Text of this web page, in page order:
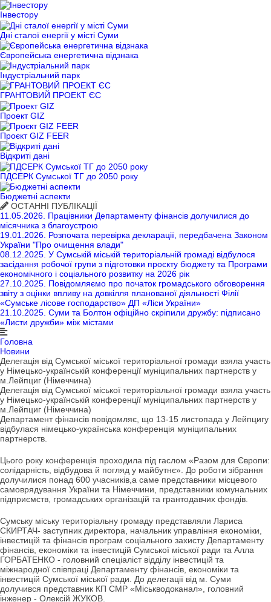
Інвестору
Дні сталої енергії у місті Суми
Європейська енергетична відзнака
Індустріальний парк
ГРАНТОВИЙ ПРОЕКТ ЄС
Проект GIZ
Проєкт GIZ FEER
Відкриті дані
ПДСЕРК Сумської ТГ до 2050 року
Бюджетні аспекти
ОСТАННІ ПУБЛІКАЦІЇ
11.05.2026. Працівники Департаменту фінансів долучилися до
місячника з благоустрою
19.01.2026. Розпочата перевірка декларації, передбачена Законом
України "Про очищення влади"
08.12.2025. У Сумській міській територіальній громаді відбулося
засідання робочої групи з підготовки проєкту бюджету та Програми
економічного і соціального розвитку на 2026 рік
27.10.2025. Повідомляємо про початок громадського обговорення
звіту з оцінки впливу на довкілля планованої діяльності Філії
«Сумське лісове господарство» ДП «Ліси України»
21.10.2025. Суми та Болтон офіційно скріпили дружбу: підписано
«Листи дружби» між містами
Головна
Новини
Делегація від Сумської міської територіальної громади взяла участь
у Німецько-українській конференції муніципальних партнерств у
м.Лейпциг (Німеччина)
Делегація від Сумської міської територіальної громади взяла участь
у Німецько-українській конференції муніципальних партнерств у
м.Лейпциг (Німеччина)
Департамент фінансів повідомляє, що 13-15 листопада у Лейпцигу
відбулася німецько-українська конференція муніципальних
партнерств.
Цього року конференція проходила під гаслом «Разом для Європи:
солідарність, відбудова й погляд у майбутнє». До роботи зібрання
долучилися понад 600 учасників,а саме представники місцевого
самоврядування України та Німеччини, представники комунальних
підприємств, громадських організацій та грантодавчих фондів.
Сумську міську територіальну громаду представляли Лариса
СКИРТАЧ- заступник директора, начальник управління економіки,
інвестицій та фінансів програм соціального захисту Департаменту
фінансів, економіки та інвестицій Сумської міської ради та Алла
ГОРБАТЕНКО - головний спеціаліст відділу інвестицій та
міжнародної співпраці Департаменту фінансів, економіки та
інвестицій Сумської міської ради. До делегації від м. Суми
долучився представник КП СМР «Міськводоканал», головний
інженер - Олексій ЖУКОВ.